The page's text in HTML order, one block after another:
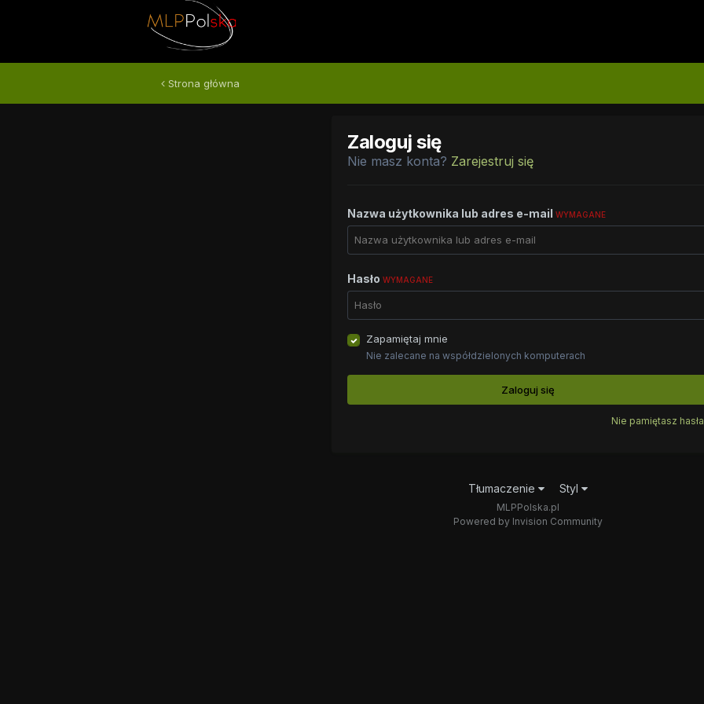
Strona główna
Zaloguj się
Nie masz konta? Zarejestruj się
Nazwa użytkownika lub adres e-mail WYMAGANE
Hasło WYMAGANE
Zapamiętaj mnie
Nie zalecane na współdzielonych komputerach
Zaloguj się
Nie pamiętasz
Tłumaczenie Styl
MLPPolska.pl
Powered by Invision Community